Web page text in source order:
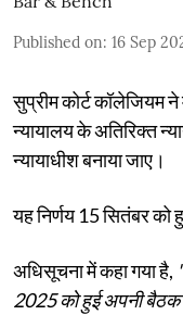
Published on: 16 Sep
सुप्रीम कोर्ट कॉलेजियम ने
न्यायालय के अतिरिक्त
न्यायाधीश बनाया जाए।
यह निर्णय 15 सितंबर को
अधिसूचना में कहा गया है,
2025 को हुई अपनी बैठक